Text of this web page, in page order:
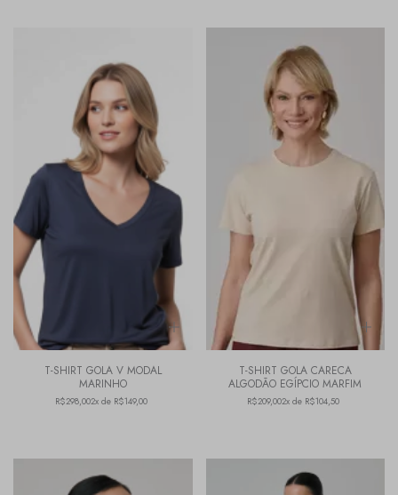
T-SHIRT GOLA V MODAL
MARINHO
R$298,002x de R$149,00
T-SHIRT GOLA CARECA
ALGODÃO EGÍPCIO MARFIM
R$209,002x de R$104,50